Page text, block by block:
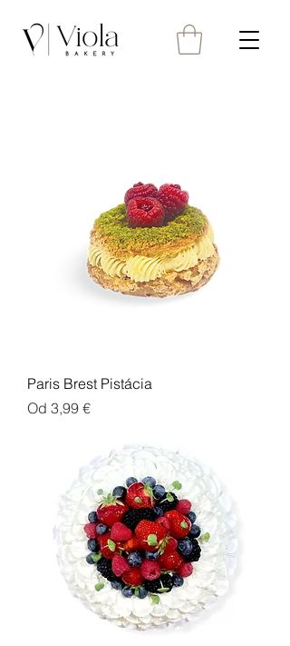
Paris Brest Pistácia
Od 3,99 €
Zľavnená cena